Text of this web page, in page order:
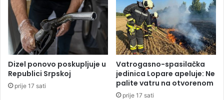
n
v
i
h
4
,
5
m
E
r
o
v
z
i
j
Dizel ponovo poskupljuje u
Republici Srpskoj
prije 17 sati
Vatrogasno-spasilačka
jedinica Lopare apeluje: Ne
palite vatru na otvorenom
prije 17 sati